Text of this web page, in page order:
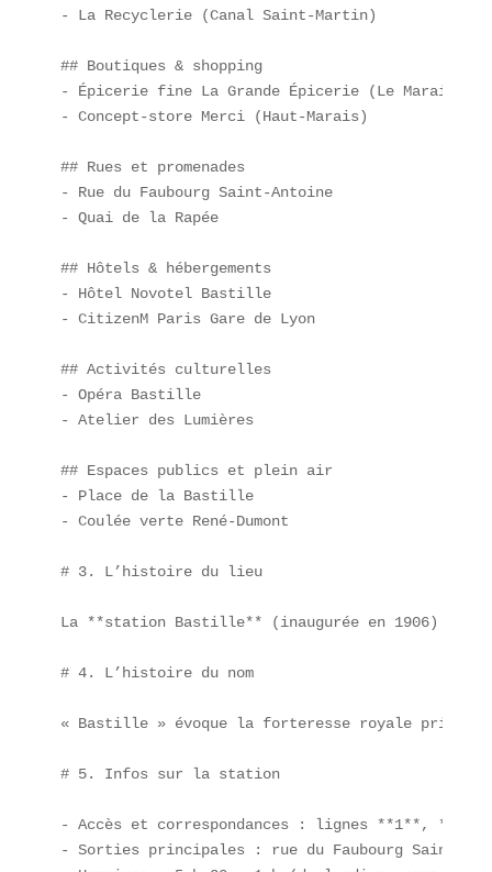
- La Recyclerie (Canal Saint-Martin)
## Boutiques & shopping
- Épicerie fine La Grande Épicerie (Le Marais)
- Concept-store Merci (Haut-Marais)
## Rues et promenades
- Rue du Faubourg Saint-Antoine
- Quai de la Rapée
## Hôtels & hébergements
- Hôtel Novotel Bastille
- CitizenM Paris Gare de Lyon
## Activités culturelles
- Opéra Bastille
- Atelier des Lumières
## Espaces publics et plein air
- Place de la Bastille
- Coulée verte René-Dumont
# 3. L’histoire du lieu
La **station Bastille** (inaugurée en 1906)
# 4. L’histoire du nom
« Bastille » évoque la forteresse royale prise
# 5. Infos sur la station
- Accès et correspondances : lignes **1**,
- Sorties principales : rue du Faubourg Saint-